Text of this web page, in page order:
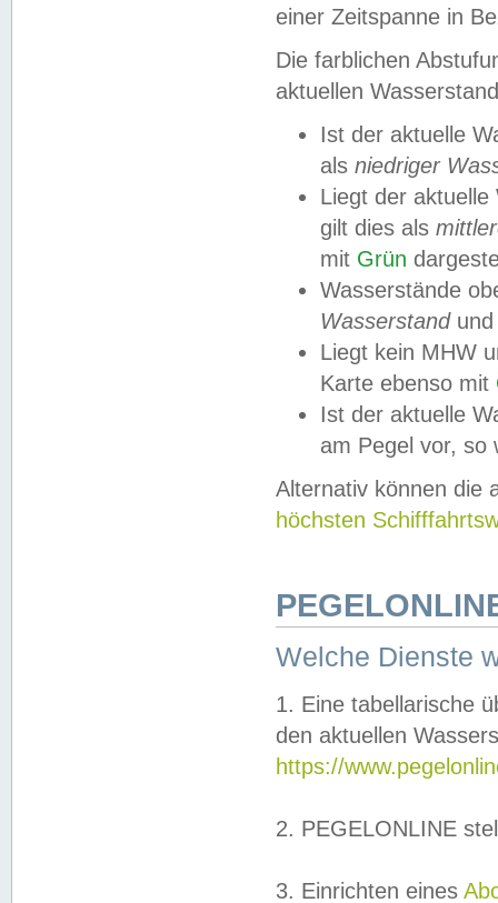
einer Zeitspanne in
Die farblichen
aktuellen
Ist der aktuelle
als niedriger
Liegt der
gilt dies als
mit Grün
Wasserstände
Wasserstandund
Liegt kein MHW
Karte ebenso mit
Ist der aktuelle
am Pegel vor,
Alternativ können die
höchsten
Welche Dienste
1. Eine tabellarische
den aktuellen
https://
2. PEGELONLINE
3. Einrichten eines